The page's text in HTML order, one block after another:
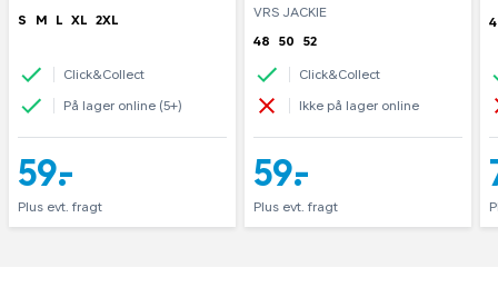
S M L XL 2XL
Click&Collect
På lager online (5+)
59,-
Plus evt. fragt
VRS JACKIE
48
50 52
Click&Collect
Ikke på lager online
59,-
Plus evt. fragt